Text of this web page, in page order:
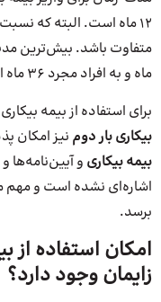
۱۲ ماه است. البته که
ماه و به افراد مجرد 36 ماه است.
برای استفاده از بیمه
بیکاری بار دوم نیز امکان
بیمه بیکاری و آیین‌نامه‌ها
برسد.
امکان استفاده از
زایمان وجود دارد؟